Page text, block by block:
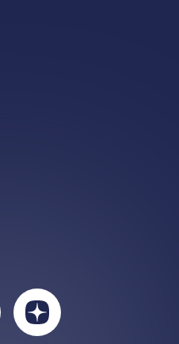
Вы
перейдете